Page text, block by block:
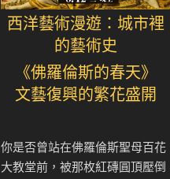
西洋藝術漫遊：城市裡
的藝術史
《佛羅倫斯的春天》
文藝復興的繁花盛開
你是否曾站在佛羅倫斯聖母百花
大教堂前，被那枚紅磚圓頂壓倒